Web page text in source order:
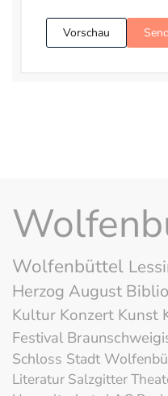
Vorschau
Wolfenbüttel
Herzog August
Kultur Konzert Kunst
Festival
Schloss Stadt
Literatur Salzgitter